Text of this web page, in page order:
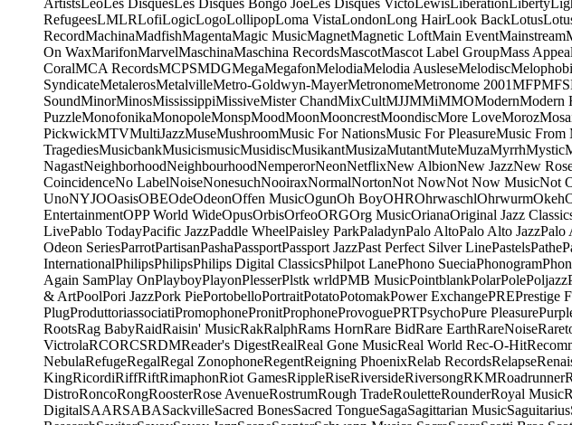
ArtistsLeoLes DisquesLes Disques Bongo JoeLes Disques VictoLewisLiberationLiberty
RefugeesLMLRLofiLogicLogoLollipopLoma VistaLondonLong HairLook BackLotus
RecordMachinaMadfishMagentaMagic MusicMagnetMagnetic LoftMain EventMainstream
On WaxMarifonMarvelMaschinaMaschina RecordsMascotMascot Label GroupMass Appeal
CoralMCA RecordsMCPSMDGMegaMegafonMelodiaMelodia AusleseMelodisc
SyndicateMetalerosMetalvilleMetro-Goldwyn-MayerMetronomeMetronome 2001MFPMFS
SoundMinorMinosMississippiMissiveMister ChandMixCultMJJMMiMMOModernModern
PuzzleMonofonikaMonopoleMonspMoodMoonMooncrestMoondiscMore LoveMoroz
PickwickMTVMultiJazzMuseMushroomMusic For NationsMusic For PleasureMusic From
TragediesMusicbankMusicismusicMusidiscMusikantMusizaMutantMuteMuzaMyrrhMystic
NagastNeighborhoodNeighbourhoodNemperorNeonNetflixNew AlbionNew JazzNew
CoincidenceNo LabelNoiseNonesuchNooiraxNormalNortonNot NowNot Now MusicNot
UnoNYJOOasisOBEOdeOdeonOffen MusicOgunOh BoyOHROhrwaschlOhrwurmOkeh
EntertainmentOPP World WideOpusOrbisOrfeoORGOrg MusicOrianaOriginal Jazz
LivePablo TodayPacific JazzPaddle WheelPaisley ParkPaladynPalo AltoPalo Alto JazzPalo
Odeon SeriesParrotPartisanPashaPassportPassport JazzPast Perfect Silver LinePastelsPathe
InternationalPhilipsPhilipsPhilips Digital ClassicsPhilpot LanePhono SueciaPhonogram
Again SamPlay OnPlayboyPlayonPlesserPlstk wrldPMB MusicPointblankPolarPolePoljazz
& ArtPoolPori JazzPork PiePortobelloPortraitPotatoPotomakPower ExchangePREPrestige
PlugProduttoriassociatiPromophonePronitProphoneProvoguePRTPsychoPure Pleasure
RootsRag BabyRaidRaisin' MusicRakRalphRams HornRare BidRare EarthRareNoise
VictrolaRCORCSRDMReader's DigestRealReal Gone MusicReal World Rec-O-Hit
NebulaRefugeRegalRegal ZonophoneRegentReigning PhoenixRelab RecordsRelapse
KingRicordiRiffRiftRimaphonRiot GamesRippleRiseRiversideRiversongRKMRoadrunner
DistroRoncoRongRoosterRose AvenueRostrumRough TradeRouletteRounderRoyal Music
DigitalSAARSABASackvilleSacred BonesSacred TongueSagaSagittarian MusicSaguitarius